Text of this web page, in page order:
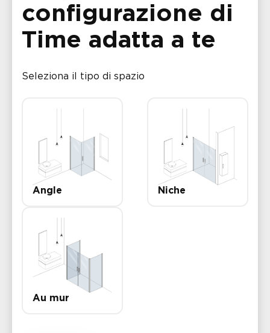
configurazione di
Time adatta a te
Seleziona il tipo di spazio
Angle Niche
Au mur